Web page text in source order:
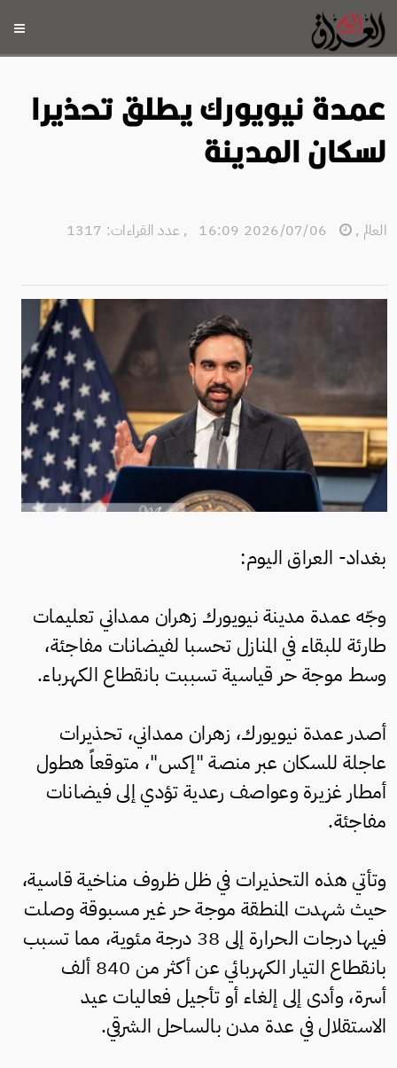
عمدة نيويورك يطلق تحذيرا
لسكان المدينة
العالم ,
, عدد القراءات: 1317
بغداد- العراق اليوم:
وجّه عمدة مدينة نيويورك زهران ممداني تعليمات
طارئة للبقاء في المنازل تحسبا لفيضانات مفاجئة،
وسط موجة حر قياسية تسببت بانقطاع الكهرباء.
أصدر عمدة نيويورك، زهران ممداني، تحذيرات
عاجلة للسكان عبر منصة "إكس"، متوقعاً هطول
أمطار غزيرة وعواصف رعدية تؤدي إلى فيضانات
مفاجئة.
وتأتي هذه التحذيرات في ظل ظروف مناخية قاسية،
حيث شهدت المنطقة موجة حر غير مسبوقة وصلت
فيها درجات الحرارة إلى 38 درجة مئوية، مما تسبب
بانقطاع التيار الكهربائي عن أكثر من 840 ألف
أسرة، وأدى إلى إلغاء أو تأجيل فعاليات عيد
الاستقلال في عدة مدن بالساحل الشرقي.